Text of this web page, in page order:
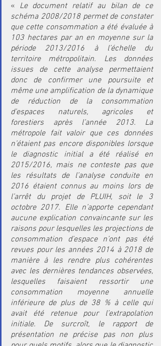
« Le document relatif au bilan de ce
schéma 2008/2018 permet de constater
que cette consommation a été évaluée à
103 hectares par an en moyenne sur la
période 2013/2016 à l’échelle du
territoire métropolitain. Les données
issues de cette analyse permettaient
donc de confirmer une poursuite et
même une amplification de la dynamique
de réduction de la consommation
d’espaces naturels, agricoles et
forestiers après l’année 2013. La
métropole fait valoir que ces données
n’étaient pas encore disponibles lorsque
le diagnostic initial a été réalisé en
2015/2016, mais ne conteste pas que
les résultats de l’analyse conduite en
2016 étaient connus au moins lors de
l’arrêt du projet de PLUIH, soit le 3
octobre 2017. Elle n’apporte cependant
aucune explication convaincante sur les
raisons pour lesquelles les projections de
consommation d’espace n’ont pas été
revues pour les années 2014 à 2018 de
manière à les rendre plus cohérentes
avec les dernières tendances observées,
lesquelles faisaient ressortir une
consommation moyenne annuelle
inférieure de plus de 38 % à celle qui
avait été retenue pour l’extrapolation
initiale. De surcroît, le rapport de
présentation ne précise pas non plus